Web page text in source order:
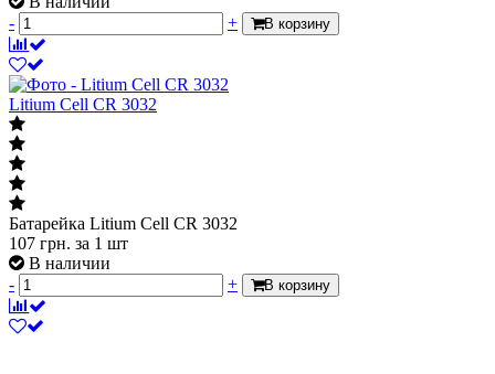
-
+ В корзину
Litium Cell CR 3032
Батарейка Litium Cell CR 3032
107 грн. за 1 шт
В наличии
-
+ В корзину